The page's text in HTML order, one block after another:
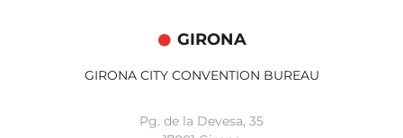
GIRONA
GIRONA CITY CONVENTION BUREAU
Pg. de la Devesa, 35